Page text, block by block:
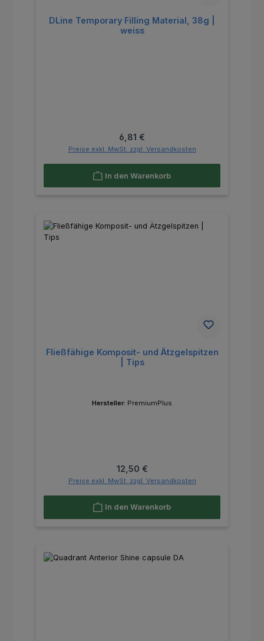
DLine Temporary Filling Material, 38g |
weiss
Regulärer Preis:
6,81 €
Preise exkl. MwSt. zzgl. Versandkosten
In den Warenkorb
Fließfähige Komposit- und Ätzgelspitzen
| Tips
Hersteller: PremiumPlus
Regulärer Preis:
12,50 €
Preise exkl. MwSt. zzgl. Versandkosten
In den Warenkorb